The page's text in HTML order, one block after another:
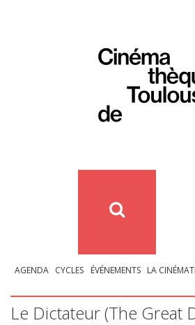
AGENDA CYCLES ÉVÉNEMENTS LA
Le Dictateur (The Great